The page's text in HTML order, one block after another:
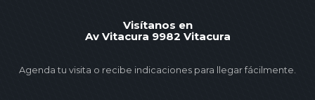
Visítanos en
Av Vitacura 9982 Vitacura
Agenda tu visita o recibe indicaciones para llegar fácilmente.